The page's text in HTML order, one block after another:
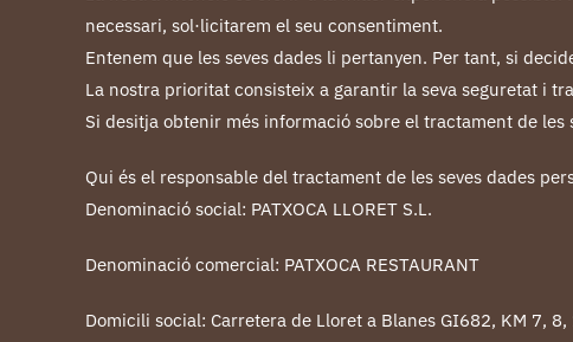
necessari, sol·licitarem el seu consentiment.
Entenem que les seves dades li pertanyen. Per tant, si
La nostra prioritat consisteix a garantir la seva seguretat i
Si desitja obtenir més informació sobre el tractament de
Qui és el responsable del tractament de les seves dades
Denominació social: PATXOCA LLORET S.L.
Denominació comercial: PATXOCA RESTAURANT
Domicili social: Carretera de Lloret a Blanes GI682, KM 7,